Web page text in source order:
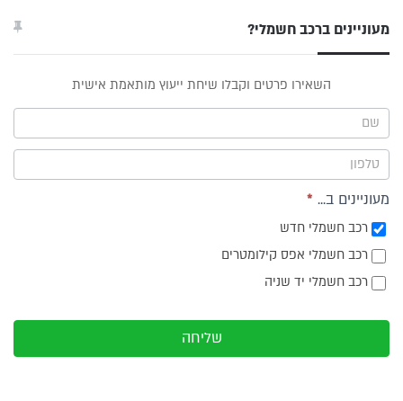
מעוניינים ברכב חשמלי?
תפריט
צד
השאירו פרטים וקבלו שיחת ייעוץ מותאמת אישית
מעוניינים ב... *
רכב חשמלי חדש
רכב חשמלי אפס קילומטרים
רכב חשמלי יד שניה
שליחה